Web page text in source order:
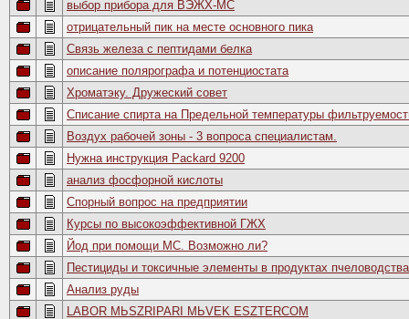
выбор прибора для ВЭЖХ-МС
отрицательный пик на месте основного пика
Связь железа с пептидами белка
описание полярографа и потенциостата
Хроматэку. Дружеский совет
Списание спирта на Предельной температуры
Воздух рабочей зоны - 3 вопроса специалистам.
Нужна инструкция Packard 9200
анализ фосфорной кислоты
Спорный вопрос на предприятии
Курсы по высокоэффективной ГЖХ
Йод при помощи МС. Возможно ли?
Пестициды и токсичные элементы в продуктах
Анализ руды
LABOR MЬSZRIPARI MЬVEK ESZTERCOM